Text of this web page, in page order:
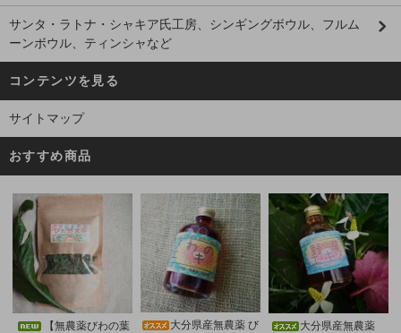
サンタ・ラトナ・シャキア氏工房、シンギングボウル、フルム
ーンボウル、ティンシャなど
コンテンツを見る
サイトマップ
おすすめ商品
【無農薬びわの葉
大分県産無農薬 び
大分県産無農薬